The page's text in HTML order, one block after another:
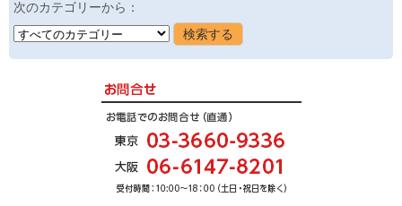
次のカテゴリーから：